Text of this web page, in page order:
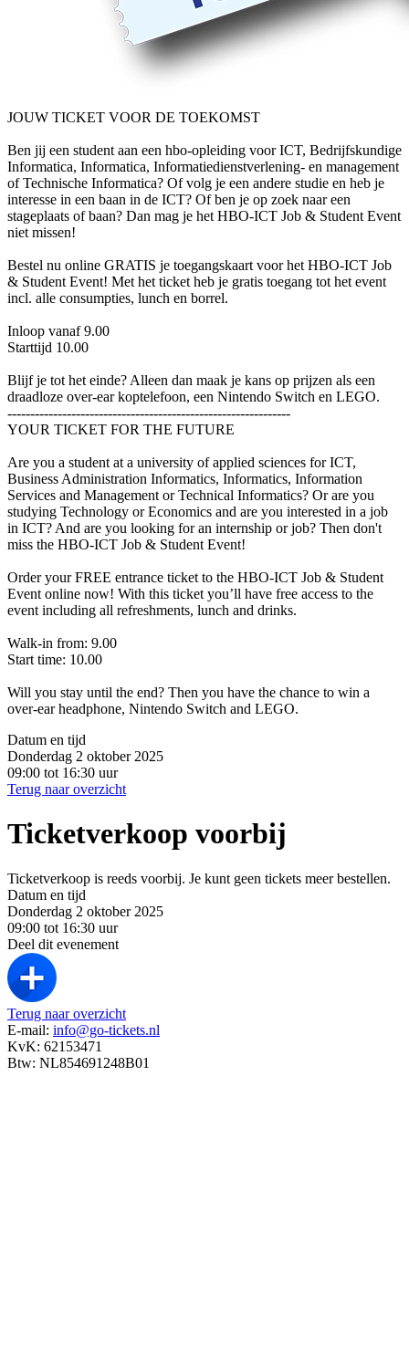
JOUW TICKET VOOR DE TOEKOMST
Ben jij een student aan een hbo-opleiding voor ICT, Bedrijfskundige
Informatica, Informatica, Informatiedienstverlening- en management
of Technische Informatica? Of volg je een andere studie en heb je
interesse in een baan in de ICT? Of ben je op zoek naar een
stageplaats of baan? Dan mag je het HBO-ICT Job & Student Event
niet missen!
Bestel nu online GRATIS je toegangskaart voor het HBO-ICT Job
& Student Event! Met het ticket heb je gratis toegang tot het event
incl. alle consumpties, lunch en borrel.
Inloop vanaf 9.00
Starttijd 10.00
Blijf je tot het einde? Alleen dan maak je kans op prijzen als een
draadloze over-ear koptelefoon, een Nintendo Switch en LEGO.
--------------------------------------------------------------
YOUR TICKET FOR THE FUTURE
Are you a student at a university of applied sciences for ICT,
Business Administration Informatics, Informatics, Information
Services and Management or Technical Informatics? Or are you
studying Technology or Economics and are you interested in a job
in ICT? And are you looking for an internship or job? Then don't
miss the HBO-ICT Job & Student Event!
Order your FREE entrance ticket to the HBO-ICT Job & Student
Event online now! With this ticket you’ll have free access to the
event including all refreshments, lunch and drinks.
Walk-in from: 9.00
Start time: 10.00
Will you stay until the end? Then you have the chance to win a
over-ear headphone, Nintendo Switch and LEGO.
Datum en tijd
Donderdag 2 oktober 2025
09:00 tot 16:30 uur
Terug naar overzicht
Ticketverkoop voorbij
Ticketverkoop is reeds voorbij. Je kunt geen tickets meer bestellen.
Datum en tijd
Donderdag 2 oktober 2025
09:00 tot 16:30 uur
Deel dit evenement
Terug naar overzicht
E-mail: info@go-tickets.nl
KvK: 62153471
Btw: NL854691248B01